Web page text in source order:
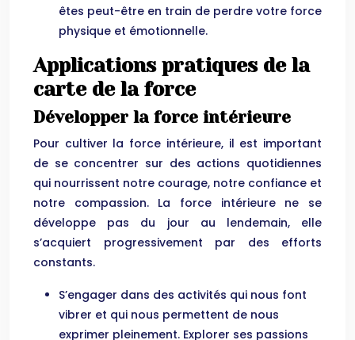
êtes peut-être en train de perdre votre force
physique et émotionnelle.
Applications pratiques de la
carte de la force
Développer la force intérieure
Pour cultiver la force intérieure, il est important
de se concentrer sur des actions quotidiennes
qui nourrissent notre courage, notre confiance et
notre compassion. La force intérieure ne se
développe pas du jour au lendemain, elle
s’acquiert progressivement par des efforts
constants.
S’engager dans des activités qui nous font
vibrer et qui nous permettent de nous
exprimer pleinement. Explorer ses passions